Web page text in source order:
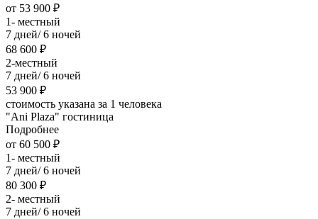
от 53 900 ₽
1- местный
7 дней/ 6 ночей
68 600 ₽
2-местный
7 дней/ 6 ночей
53 900 ₽
стоимость указана за 1 человека
"Ani Plaza" гостиница
Подробнее
от 60 500 ₽
1- местный
7 дней/ 6 ночей
80 300 ₽
2- местный
7 дней/ 6 ночей